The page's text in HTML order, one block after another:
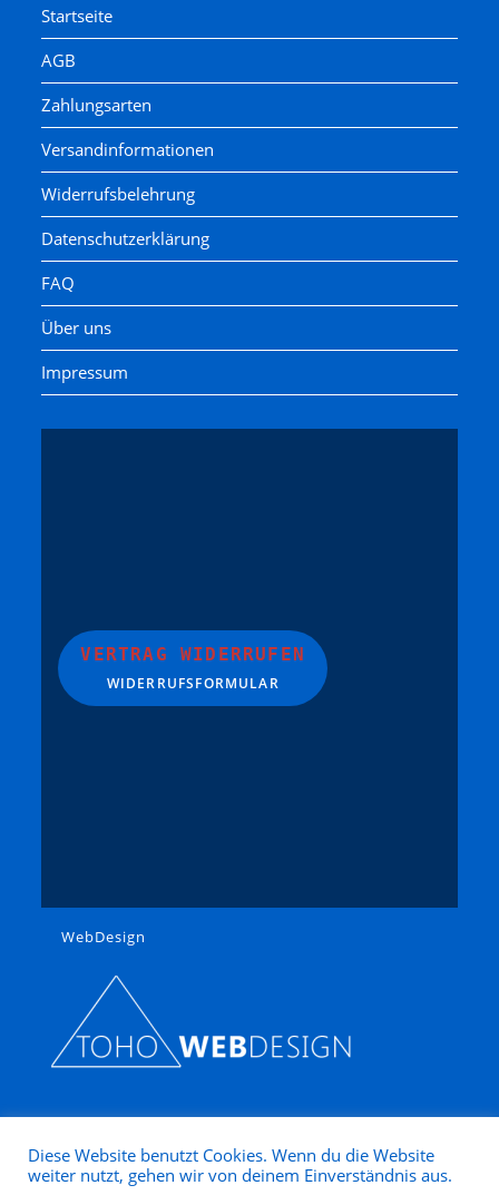
Startseite
AGB
Zahlungsarten
Versandinformationen
Widerrufsbelehrung
Datenschutzerklärung
FAQ
Über uns
Impressum
VERTRAG WIDERRUFEN
WIDERRUFSFORMULAR
WebDesign
Diese Website benutzt Cookies. Wenn du die Website
weiter nutzt, gehen wir von deinem Einverständnis aus.